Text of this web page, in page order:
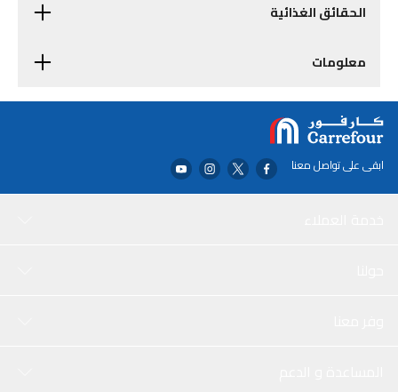
الحقائق الغذائية
معلومات
ابقى على تواصل معنا